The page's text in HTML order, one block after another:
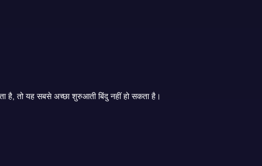
शुरुआती लोगों के लिए, सबसे अच्छा ऐप अक्सर वह होता है जो शांत और समझने योग्य लगता है। यदि ऐप बुनियादी बातें समझाने से पहले बोनस, जमा या फास्ट टेबल पर जोर देता है, तो यह सबसे अच्छा शुरुआती बिंदु नहीं हो सकता है।